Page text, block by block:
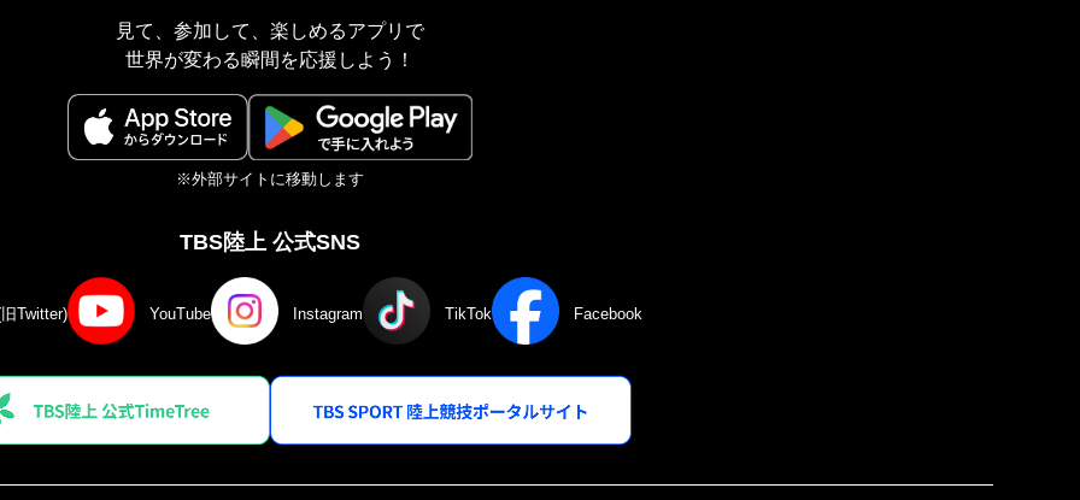
見て、参加して、楽しめるアプリで
世界が変わる瞬間を応援しよう！
※外部サイトに移動します
TBS陸上 公式SNS
Twitter) YouTube Instagram TikTok Facebook